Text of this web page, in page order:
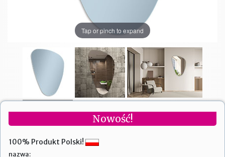
Tap or pinch to expand
Nowość!
100% Produkt Polski!
nazwa: